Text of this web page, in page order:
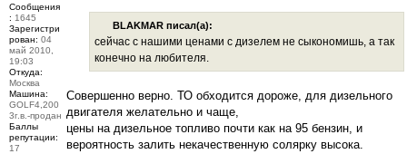
BLAKMAR писал(а):
сейчас с нашими ценами с дизелем не сыкономишь, а так
конечно на любителя.
Совершенно верно. ТО обходится дороже, для дизельного
двигателя желательно и чаще,
цены на дизельное топливо почти как на 95 бензин, и
вероятность залить некачественную солярку высока.
Сообщения
: 1645
Зарегистри
рован: 04
май 2010,
19:03
Откуда:
Москва
Машина:
GOLF4,200
3г.в.-продан
Баллы
репутации:
17